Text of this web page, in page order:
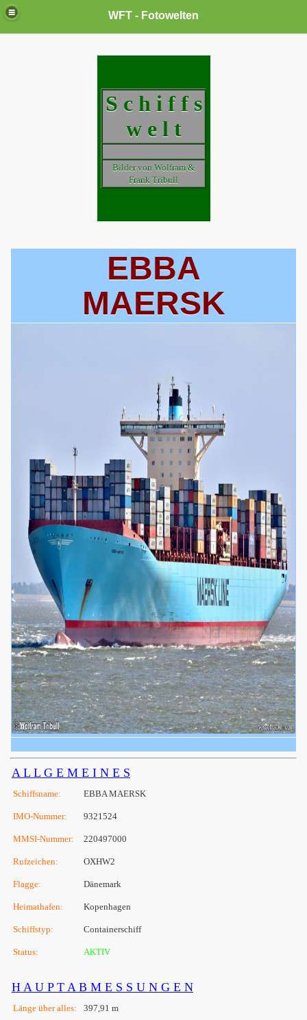
WFT - Fotowelten
S c h i f f s
w e l t
Bilder von Wolfram &
Frank Tribull
EBBA
MAERSK
A L L G E M E I N E S
Schiffsname: EBBA MAERSK
IMO-Nummer: 9321524
MMSI-Nummer: 220497000
Rufzeichen: OXHW2
Flagge: Dänemark
Heimathafen: Kopenhagen
Schiffstyp: Containerschiff
Status: AKTIV
H A U P T A B M E S S U N G E N
Länge über alles: 397,91 m